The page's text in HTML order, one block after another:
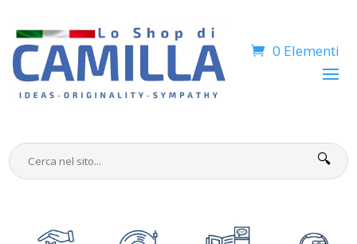
0 Elementi
🔍